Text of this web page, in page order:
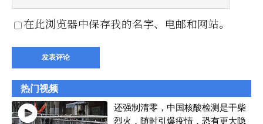
在此浏览器中保存我的名字、电邮和网站。
热门视频
还强制清零，中国核酸检测是干柴
烈火，随时引爆疫情，恐有更大隐